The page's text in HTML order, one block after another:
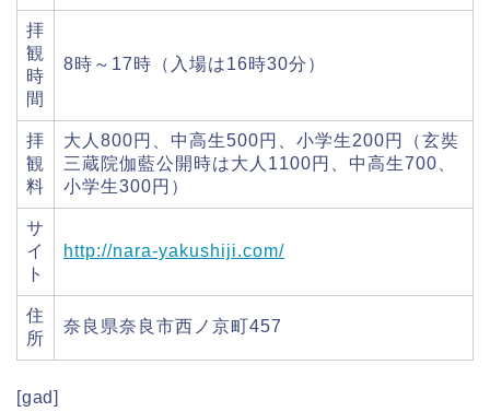
拝
観
時
間
8時～17時（入場は16時30分）
拝
観
料
大人800円、中高生500円、小学生200円（玄奘
三蔵院伽藍公開時は大人1100円、中高生700、
小学生300円）
サ
イ
ト
http://nara-yakushiji.com/
住
所
奈良県奈良市西ノ京町457
[gad]